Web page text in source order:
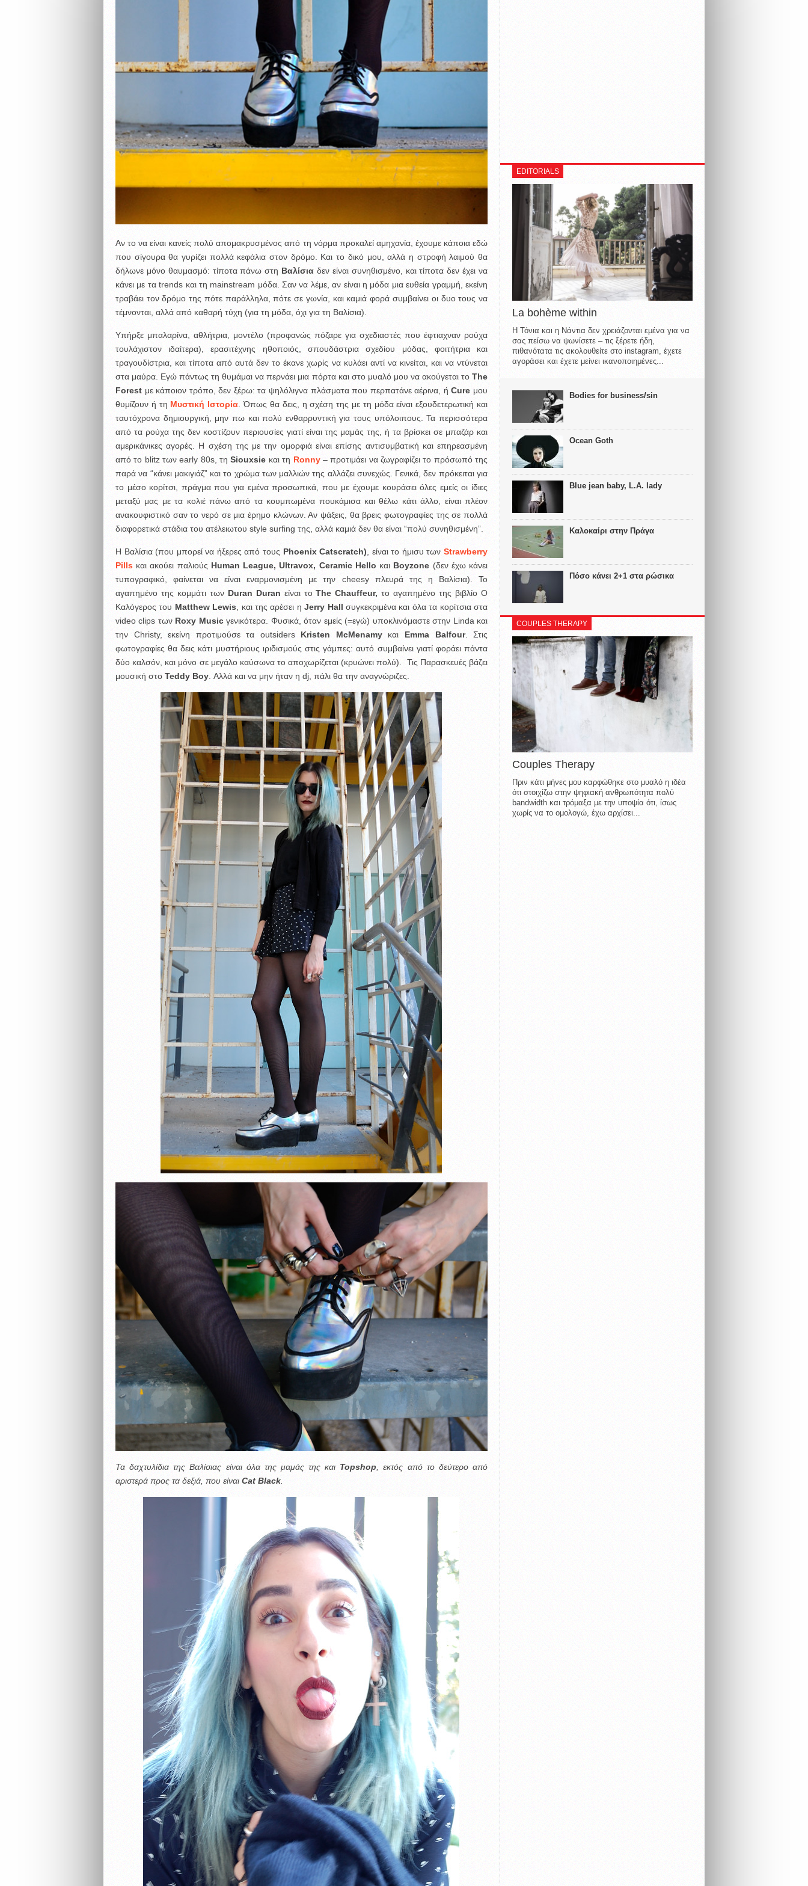
Αν το να είναι κανείς πολύ απομακρυσμένος από τη νόρμα προκαλεί αμηχανία, έχουμε κάποια εδώ
που σίγουρα θα γυρίζει πολλά κεφάλια στον δρόμο. Και το δικό μου, αλλά η στροφή λαιμού θα
δήλωνε μόνο θαυμασμό: τίποτα πάνω στη Βαλίσια δεν είναι συνηθισμένο, και τίποτα δεν έχει να
κάνει με τα trends και τη mainstream μόδα. Σαν να λέμε, αν είναι η μόδα μια ευθεία γραμμή, εκείνη
τραβάει τον δρόμο της πότε παράλληλα, πότε σε γωνία, και καμιά φορά συμβαίνει οι δυο τους να
τέμνονται, αλλά από καθαρή τύχη (για τη μόδα, όχι για τη Βαλίσια).
Υπήρξε μπαλαρίνα, αθλήτρια, μοντέλο (προφανώς πόζαρε για σχεδιαστές που έφτιαχναν ρούχα
τουλάχιστον ιδαίτερα), ερασιτέχνης ηθοποιός, σπουδάστρια σχεδίου μόδας, φοιτήτρια και
τραγουδίστρια, και τίποτα από αυτά δεν το έκανε χωρίς να κυλάει αντί να κινείται, και να ντύνεται
στα μαύρα. Εγώ πάντως τη θυμάμαι να περνάει μια πόρτα και στο μυαλό μου να ακούγεται τοThe
Forestμε κάποιον τρόπο, δεν ξέρω: τα ψηλόλιγνα πλάσματα που περπατάνε αέρινα, ήCure μου
θυμίζουν ή τη Μυστική Ιστορία. Όπως θα δεις, η σχέση της με τη μόδα είναι εξουδετερωτική και
ταυτόχρονα δημιουργική, μην πω και πολύ ενθαρρυντική για τους υπόλοιπους. Τα περισσότερα
από τα ρούχα της δεν κοστίζουν περιουσίες γιατί είναι της μαμάς της, ή τα βρίσκει σε μπαζάρ και
αμερικάνικες αγορές. Η σχέση της με την ομορφιά είναι επίσης αντισυμβατική και επηρεασμένη
από το blitz των early 80s, τηSiouxsie και τη Ronny– προτιμάει να ζωγραφίζει το πρόσωπό της
παρά να “κάνει μακιγιάζ” και το χρώμα των μαλλιών της αλλάζει συνεχώς. Γενικά, δεν πρόκειται για
το μέσο κορίτσι, πράγμα που για εμένα προσωπικά, που με έχουμε κουράσει όλες εμείς οι ίδιες
μεταξύ μας με τα κολιέ πάνω από τα κουμπωμένα πουκάμισα και θέλω κάτι άλλο, είναι πλέον
ανακουφιστικό σαν το νερό σε μια έρημο κλώνων. Αν ψάξεις, θα βρεις φωτογραφίες της σε πολλά
διαφορετικά στάδια του ατέλειωτου style surfing της, αλλά καμιά δεν θα είναι “πολύ συνηθισμένη”.
Η Βαλίσια (που μπορεί να ήξερες από τους Phoenix Catscratch), είναι το ήμισυ τωνStrawberry
Pillsκαι ακούει παλιούς Human League, Ultravox, Ceramic Hello και Boyzone (δεν έχω κάνει
τυπογραφικό, φαίνεται να είναι εναρμονισμένη με την cheesy πλευρά της η Βαλίσια). Το
αγαπημένο της κομμάτι των Duran Duran είναι τοThe Chauffeur, το αγαπημένο της βιβλίο Ο
Καλόγερος του Matthew Lewis, και της αρέσει ηJerry Hall συγκεκριμένα και όλα τα κορίτσια στα
video clips των Roxy Musicγενικότερα. Φυσικά, όταν εμείς (=εγώ) υποκλινόμαστε στην Linda και
την Christy, εκείνη προτιμούσε τα outsiders Kristen McMenamyκαι Emma Balfour. Στις
φωτογραφίες θα δεις κάτι μυστήριους ιριδισμούς στις γάμπες: αυτό συμβαίνει γιατί φοράει πάντα
δύο καλσόν, και μόνο σε μεγάλο καύσωνα το αποχωρίζεται (κρυώνει πολύ). Τις Παρασκευές βάζει
μουσική στο Teddy Boy. Αλλά και να μην ήταν η dj, πάλι θα την αναγνώριζες.
Τα δαχτυλίδια της Βαλίσιας είναι όλα της μαμάς της και Topshop , εκτός από το δεύτερο από
αριστερά προς τα δεξιά, που είναι Cat Black.
EDITORIALS
La bohème within
Η Τόνια και η Νάντια δεν χρειάζονται εμένα για να
σας πείσω να ψωνίσετε – τις ξέρετε ήδη,
πιθανότατα τις ακολουθείτε στο instagram, έχετε
αγοράσει και έχετε μείνει ικανοποιημένες...
Bodies for business/sin
Ocean Goth
Blue jean baby, L.A. lady
Καλοκαίρι στην Πράγα
Πόσο κάνει 2+1 στα ρώσικα
COUPLES THERAPY
Couples Therapy
Πριν κάτι μήνες μου καρφώθηκε στο μυαλό η ιδέα
ότι στοιχίζω στην ψηφιακή ανθρωπότητα πολύ
bandwidth και τρόμαξα με την υποψία ότι, ίσως
χωρίς να το ομολογώ, έχω αρχίσει...